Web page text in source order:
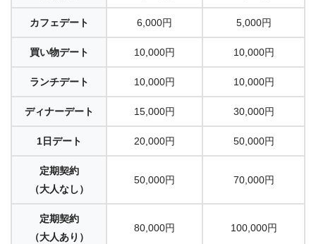
カフェデート 6,000円 5,000円
買い物デート 10,000円 10,000円
ランチデート 10,000円 10,000円
ディナーデート 15,000円 30,000円
1日デート 20,000円 50,000円
定期契約
（大人なし）
50,000円 70,000円
定期契約
（大人あり）
80,000円 100,000円